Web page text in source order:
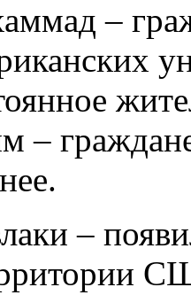
–
–
–